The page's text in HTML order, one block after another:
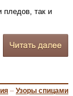
пледов, так и
– Узоры спицами